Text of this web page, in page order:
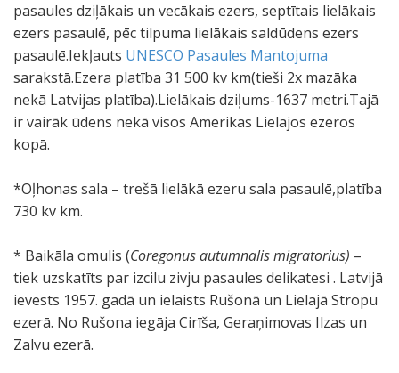
pasaules dziļākais un vecākais ezers, septītais lielākais
ezers pasaulē, pēc tilpuma lielākais saldūdens ezers
pasaulē.Iekļauts UNESCO Pasaules Mantojuma
sarakstā.Ezera platība 31 500 kv km(tieši 2x mazāka
nekā Latvijas platība).Lielākais dziļums-1637 metri.Tajā
ir vairāk ūdens nekā visos Amerikas Lielajos ezeros
kopā.
*Oļhonas sala – trešā lielākā ezeru sala pasaulē,platība
730 kv km.
* Baikāla omulis (Coregonus autumnalis migratorius) –
tiek uzskatīts par izcilu zivju pasaules delikatesi . Latvijā
ievests 1957. gadā un ielaists Rušonā un Lielajā Stropu
ezerā. No Rušona iegāja Cirīša, Geraņimovas Ilzas un
Zalvu ezerā.